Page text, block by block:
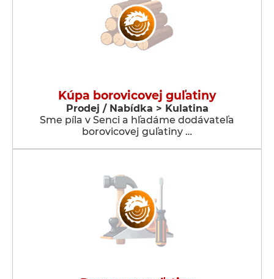
Kúpa borovicovej guľatiny
Prodej / Nabídka > Kulatina
Sme píla v Senci a hľadáme dodávateľa
borovicovej guľatiny …